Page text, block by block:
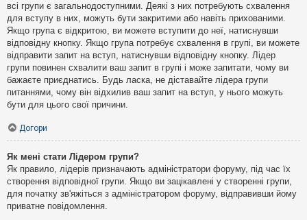
всі групи є загальнодоступними. Деякі з них потребують схвалення
для вступу в них, можуть бути закритими або навіть прихованими.
Якщо група є відкритою, ви можете вступити до неї, натиснувши
відповідну кнопку. Якщо група потребує схвалення в групі, ви можете
відправити запит на вступ, натиснувши відповідну кнопку. Лідер
групи повинен схвалити ваш запит в групі і може запитати, чому ви
бажаєте приєднатись. Будь ласка, не діставайте лідера групи
питаннями, чому він відхилив ваш запит на вступ, у нього можуть
бути для цього свої причини.
Догори
Як мені стати Лідером групи?
Як правило, лідерів призначають адміністратори форуму, під час їх
створення відповідної групи. Якщо ви зацікавлені у створенні групи,
для початку зв'яжіться з адміністратором форуму, відправивши йому
приватне повідомлення.